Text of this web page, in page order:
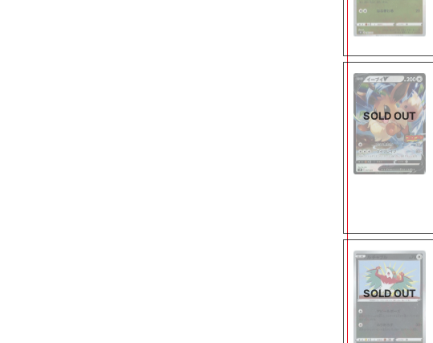
SOLD OUT
SOLD OUT